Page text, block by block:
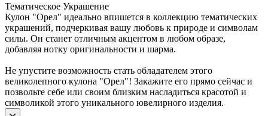
Тематическое Украшение
Кулон "Орел" идеально впишется в коллекцию тематических
украшений, подчеркивая вашу любовь к природе и символам
силы. Он станет отличным акцентом в любом образе,
добавляя нотку оригинальности и шарма.
Не упустите возможность стать обладателем этого
великолепного кулона "Орел"! Закажите его прямо сейчас и
позвольте себе или своим близким насладиться красотой и
символикой этого уникального ювелирного изделия.